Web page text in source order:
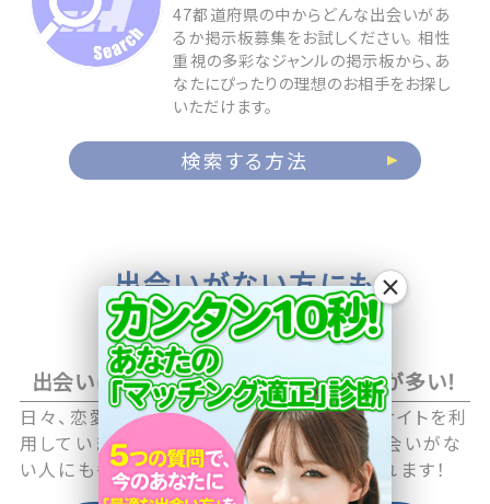
47都道府県の中からどんな出会いがあ
るか掲示板募集をお試しください。 相性
重視の多彩なジャンルの掲示板から、あ
なたにぴったりの理想のお相手をお探し
いただけます。
検索する方法
出会いがない方にも
お相手が見つかる
出会いに積極的なアクティブユーザーが多い！
日々、恋愛や恋活に積極的な男性・女性がサイトを利
用していますので職場や日常生活の中で出会いがな
い人にも毎日新しい出会いのチャンスが訪れます！
×